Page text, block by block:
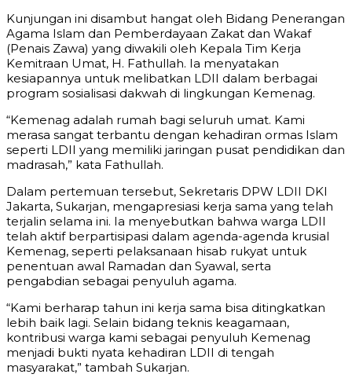
Kunjungan ini disambut hangat oleh Bidang Penerangan
Agama Islam dan Pemberdayaan Zakat dan Wakaf
(Penais Zawa) yang diwakili oleh Kepala Tim Kerja
Kemitraan Umat, H. Fathullah. Ia menyatakan
kesiapannya untuk melibatkan LDII dalam berbagai
program sosialisasi dakwah di lingkungan Kemenag.
“Kemenag adalah rumah bagi seluruh umat. Kami
merasa sangat terbantu dengan kehadiran ormas Islam
seperti LDII yang memiliki jaringan pusat pendidikan dan
madrasah,” kata Fathullah.
Dalam pertemuan tersebut, Sekretaris DPW LDII DKI
Jakarta, Sukarjan, mengapresiasi kerja sama yang telah
terjalin selama ini. Ia menyebutkan bahwa warga LDII
telah aktif berpartisipasi dalam agenda-agenda krusial
Kemenag, seperti pelaksanaan hisab rukyat untuk
penentuan awal Ramadan dan Syawal, serta
pengabdian sebagai penyuluh agama.
“Kami berharap tahun ini kerja sama bisa ditingkatkan
lebih baik lagi. Selain bidang teknis keagamaan,
kontribusi warga kami sebagai penyuluh Kemenag
menjadi bukti nyata kehadiran LDII di tengah
masyarakat,” tambah Sukarjan.